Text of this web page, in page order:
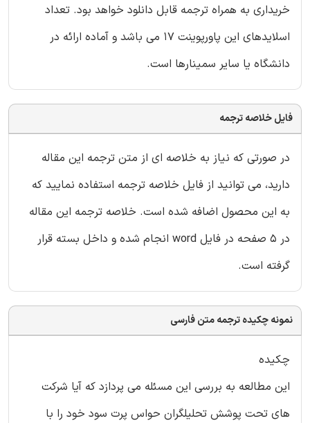
خریداری به همراه ترجمه قابل دانلود خواهد بود. تعداد
اسلایدهای این پاورپوینت 17 می باشد و آماده ارائه در
دانشگاه یا سایر سمینارها است.
فایل خلاصه ترجمه
در صورتی که نیاز به خلاصه ای از متن ترجمه این مقاله
دارید، می توانید از فایل خلاصه ترجمه استفاده نمایید که
به این محصول اضافه شده است. خلاصه ترجمه این مقاله
در 5 صفحه در فایل word انجام شده و داخل بسته قرار
گرفته است.
نمونه چکیده ترجمه متن فارسی
چکیده
این مطالعه به بررسی این مسئله می پردازد که آیا شرکت
های تحت پوشش تحلیلگران حواس پرت سود خود را با